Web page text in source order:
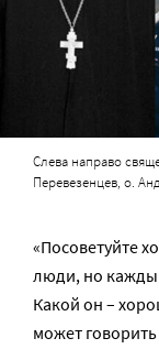
Слева направо
Перевезенцев, о.
«Посоветуйте
люди, но
Какой он –
может